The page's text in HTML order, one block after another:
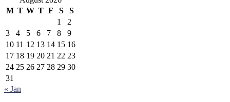
M T W T F S
S
1
2
3
4 5 6 7 8
9
10 11 12 13 14 15 16
17 18 19 20 21 22 23
24 25 26 27 28 29 30
31
« Jan